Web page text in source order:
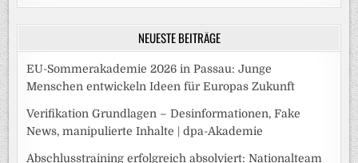
NEUESTE BEITRÄGE
EU-Sommerakademie 2026 in Passau: Junge
Menschen entwickeln Ideen für Europas Zukunft
Verifikation Grundlagen – Desinformationen, Fake
News, manipulierte Inhalte | dpa-Akademie
Abschlusstraining erfolgreich absolviert: Nationalteam